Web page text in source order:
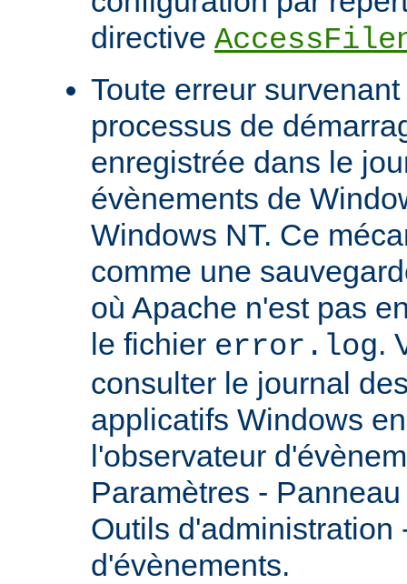
directive
Toute erreur
processus de
enregistrée dans le
évènements de
Windows NT. Ce
comme une
où Apache n'est pas
le fichier error.log.
consulter le journal
applicatifs Windows
l'observateur
Paramètres -
Outils d'administration
d'évènements.